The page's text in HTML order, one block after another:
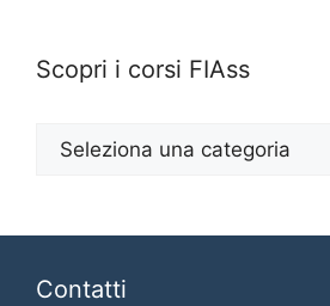
Scopri i corsi FIAss
Contatti